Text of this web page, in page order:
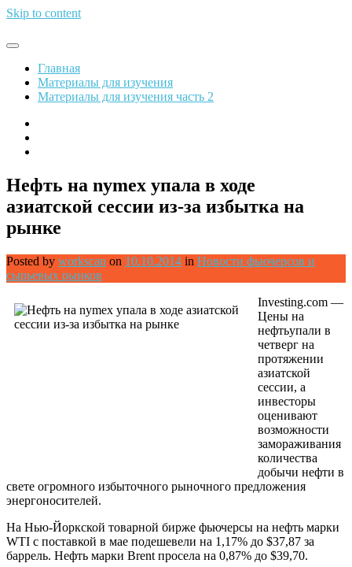
Skip to content
Обрети финансовую свободу
Главная
Материалы для изучения
Материалы для изучения часть 2
Нефть на nymex упала в ходе
азиатской сессии из-за избытка на
рынке
Posted by workscan on 10.10.2014 in Новости фьючерсов и
сырьевых рынков
Investing.com —
Цены на
нефтьупали в
четверг на
протяжении
азиатской
сессии, а
инвесторы
оценивают
возможности
замораживания
количества
добычи нефти в
свете огромного избыточного рыночного предложения
энергоносителей.
На Нью-Йоркской товарной бирже фьючерсы на нефть марки
WTI с поставкой в мае подешевели на 1,17% до $37,87 за
баррель. Нефть марки Brent просела на 0,87% до $39,70.